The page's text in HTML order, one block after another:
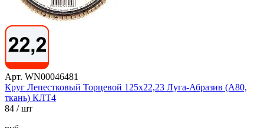
Арт. WN00046481
Круг Лепестковый Торцевой 125х22,23 Луга-Абразив (А80,
ткань) КЛТ4
84 / шт